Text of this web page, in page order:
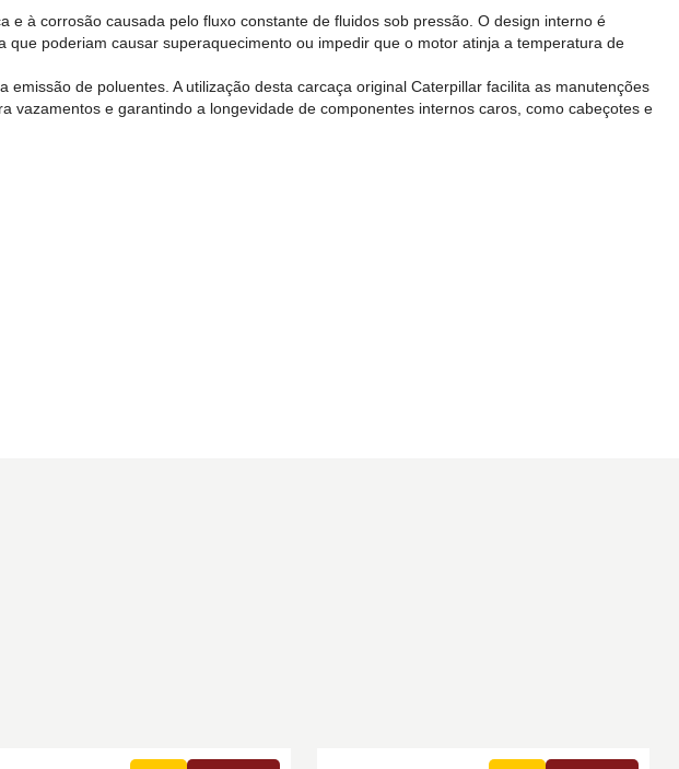
à corrosão causada pelo fluxo constante de fluidos sob pressão. O design interno é
poderiam causar superaquecimento ou impedir que o motor atinja a temperatura de
de poluentes. A utilização desta carcaça original Caterpillar facilita as manutenções
e garantindo a longevidade de componentes internos caros, como cabeçotes e